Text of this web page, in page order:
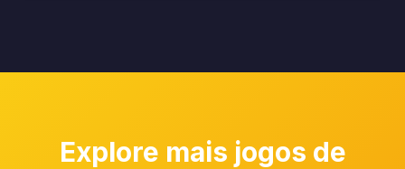
Explore mais jogos de